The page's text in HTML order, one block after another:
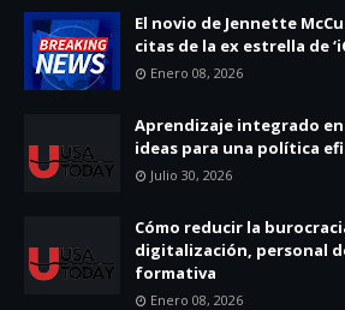
El novio de Jennette
citas de la ex estrella de
Enero 08, 2026
Aprendizaje integrado
ideas para una política
Julio 30, 2026
Cómo reducir la
digitalización, personal
formativa
Enero 08, 2026